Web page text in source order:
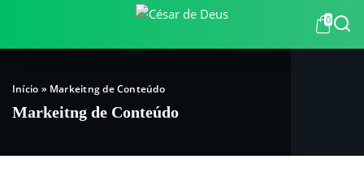
0
Início » Markeitng de Conteúdo
Markeitng de Conteúdo